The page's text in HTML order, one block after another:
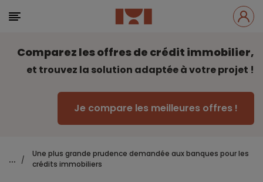
Comparez les offres de crédit immobilier,
et trouvez la solution adaptée à votre projet !
Je compare les meilleures offres !
... /
Une plus grande prudence demandée aux banques pour les
crédits immobiliers